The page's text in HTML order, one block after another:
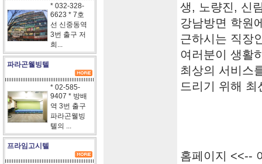
* 032-328-
6623 * 7호
선 신중동역
3번 출구 저
희...
파라곤웰빙텔
* 02-585-
9407 * 방배
역 3번 출구
파라곤웰빙
텔의 ...
프라임고시텔
생, 노량진, 신
강남방면 학원
근하시는 직장
여러분이 생활
최상의 서비스
드리기 위해
홈페이지 <<--